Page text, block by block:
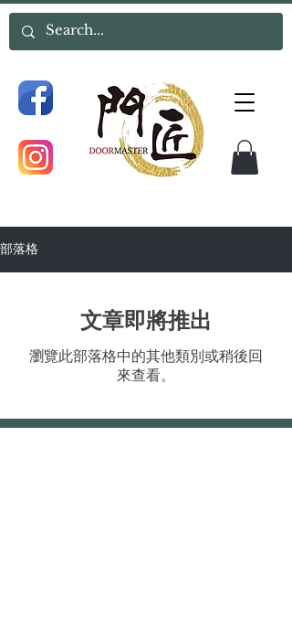
部落格
文章即將推出
瀏覽此部落格中的其他類別或稍後回
來查看。